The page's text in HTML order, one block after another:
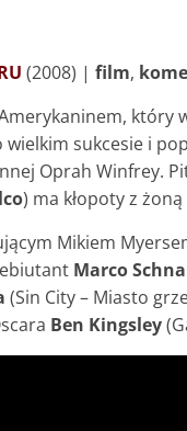
(2008) | film,
który
sukcesie i
Oprah Winfrey.
) ma kłopoty z żoną
Mikiem
Marco
(Sin City – Miasto
Ben Kingsley